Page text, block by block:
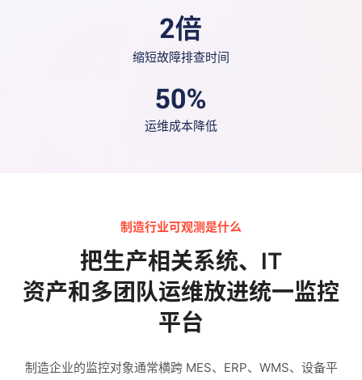
缩短故障排查时间
运维成本降低
制造行业可观测是什么
把生产相关系统、IT
资产和多团队运维放进统一监控
平台
制造企业的监控对象通常横跨 MES、ERP、WMS、设备平